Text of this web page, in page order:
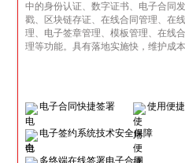
中的身份认证、数字证书、电子合同
戳、区块链存证、在线合同管理、在
理、电子签章管理、模板管理、在线
理等功能。具有落地实施快，维护成
电子合同快捷签署 使用便
电子签约系统技术安全保障
多终端在线签署电子合同